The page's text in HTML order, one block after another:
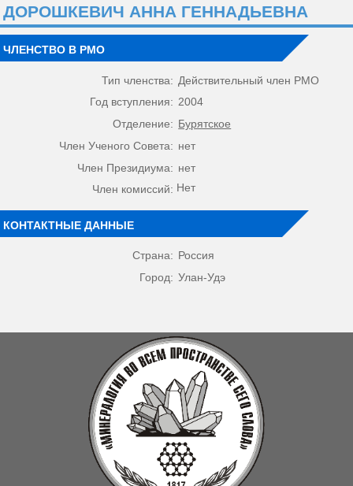
ДОРОШКЕВИЧ АННА ГЕННАДЬЕВНА
ЧЛЕНСТВО В РМО
Тип членства: Действительный член РМО
Год вступления: 2004
Отделение: Бурятское
Член Ученого Совета: нет
Член Президиума: нет
Член комиссий: Нет
КОНТАКТНЫЕ ДАННЫЕ
Страна: Россия
Город: Улан-Удэ